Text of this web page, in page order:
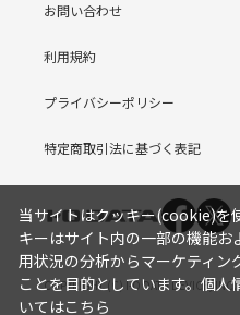
お問い合わせ
利用規約
プライバシーポリシー
特定商取引法に基づく表記
COPYRIGHT (C) I-O DATA DEVICE,
当サイトはクッキー(cookie)を
キーはサイト内の一部の機能お
用状況の分析からマーケティン
ことを目的としています。個人
いてはこちら